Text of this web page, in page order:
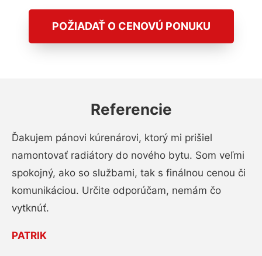
POŽIADAŤ O CENOVÚ PONUKU
Referencie
Ďakujem pánovi kúrenárovi, ktorý mi prišiel
namontovať radiátory do nového bytu. Som veľmi
spokojný, ako so službami, tak s finálnou cenou či
komunikáciou. Určite odporúčam, nemám čo
vytknúť.
PATRIK